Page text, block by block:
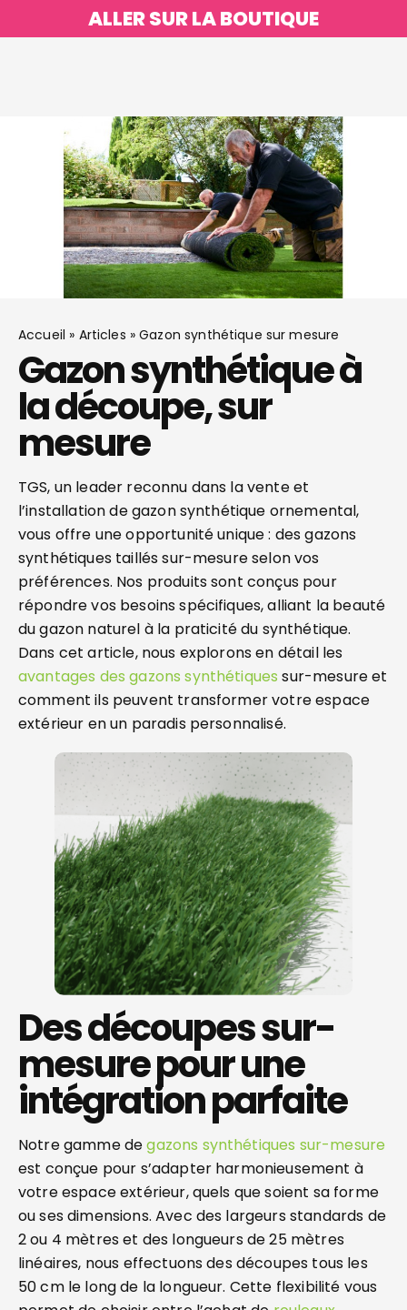
ALLER SUR LA BOUTIQUE
Accueil » Articles »Gazon synthétique sur mesure
Gazon synthétique à
la découpe, sur
mesure
TGS, un leader reconnu dans la vente et
l’installation de gazon synthétique ornemental,
vous offre une opportunité unique : des gazons
synthétiques taillés sur-mesure selon vos
préférences. Nos produits sont conçus pour
répondre vos besoins spécifiques, alliant la beauté
du gazon naturel à la praticité du synthétique.
Dans cet article, nous explorons en détail les
avantages des gazons synthétiques sur-mesure et
comment ils peuvent transformer votre espace
extérieur en un paradis personnalisé.
Des découpes sur-
mesure pour une
intégration parfaite
Notre gamme degazons synthétiques sur-mesure
est conçue pour s’adapter harmonieusement à
votre espace extérieur, quels que soient sa forme
ou ses dimensions. Avec des largeurs standards de
2 ou 4 mètres et des longueurs de 25 mètres
linéaires, nous effectuons des découpes tous les
50 cm le long de la longueur. Cette flexibilité vous